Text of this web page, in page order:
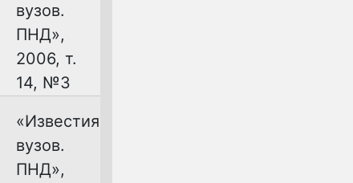
вузов.
ПНД»,
2006, т.
14, №3
«Известия
вузов.
ПНД»,